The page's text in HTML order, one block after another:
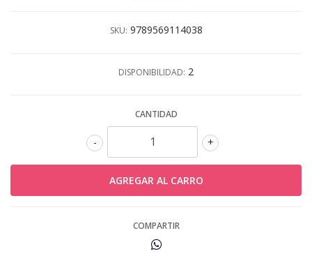
SKU: 9789569114038
DISPONIBILIDAD: 2
CANTIDAD
+
-
COMPARTIR